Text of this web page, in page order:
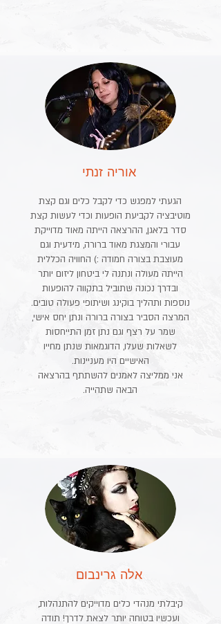
אוריה זנתי
הגעתי למפגש כדי לקבל כלים וגם קצת
מוטיבציה לקביעת הופעות וכדי לעשות קצת
סדר בלאגן, ההרצאה הייתה מאוד מדוייקת
עבורי והמצגת מאוד ברורה, מידעית וגם
מעוצבת בצורה חמודה :) החוויה הכללית
הייתה מעולה ונתנה לי ביטחון ליזום יותר
ובדרך נכונה שתוביל בתקווה להופעות
נוספות ותהליך בוקינג ושיתופי פעולה טובים.
המרצה הסביר בצורה ברורה ונתן יחס אישי,
שמר על רצף וגם נתן זמן התייחסות
לשאלות שעלו, הדוגמאות שנתן מחייו
האישיים היו מעניינות.
אני ממליצה לאמנים להשתתף בהרצאה
הבאה שתהייה.
אלה גרינבום
קיבלתי מנהדי כלים מדוייקים להתנהלות,
ועכשיו בטוחה יותר לצאת לדרך! תודה